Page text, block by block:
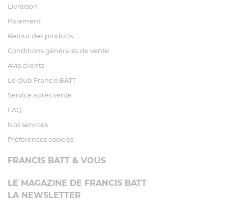
Livraison
Paiement
Retour des produits
Conditions générales de vente
Avis clients
Le club Francis BATT
Service après vente
FAQ
Nos services
Préférences cookies
FRANCIS BATT & VOUS
LE MAGAZINE DE FRANCIS BATT
LA NEWSLETTER